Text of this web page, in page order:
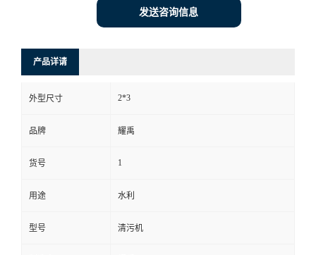
发送咨询信息
产品详请
外型尺寸 2*3
品牌 耀禹
货号 1
用途 水利
型号 清污机